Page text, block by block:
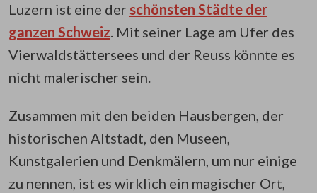
Luzern ist eine der schönsten Städte der
ganzen Schweiz. Mit seiner Lage am Ufer des
Vierwaldstättersees und der Reuss könnte es
nicht malerischer sein.
Zusammen mit den beiden Hausbergen, der
historischen Altstadt, den Museen,
Kunstgalerien und Denkmälern, um nur einige
zu nennen, ist es wirklich ein magischer Ort,